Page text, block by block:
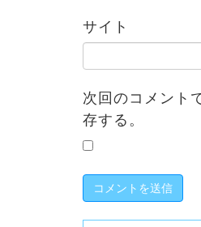
サイト
次回のコメント
存する。